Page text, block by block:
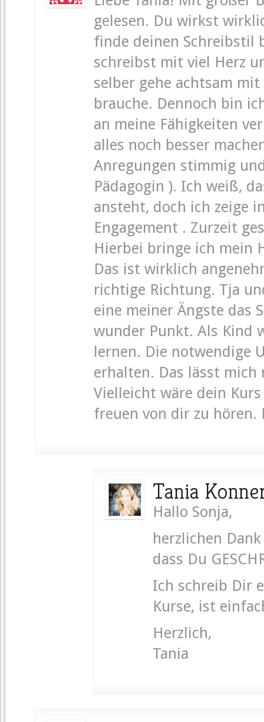
gelesen. Du wirkst
finde deinen Schreibstil
schreibst mit viel Herz
selber gehe achtsam
brauche. Dennoch bin
an meine Fähigkeiten
alles noch besser
Anregungen stimmig
Pädagogin ). Ich weiß,
ansteht, doch ich zeige
Engagement . Zurzeit
Hierbei bringe ich mein
Das ist wirklich
richtige Richtung. Tja
eine meiner Ängste das
wunder Punkt. Als Kind
lernen. Die notwendige
erhalten. Das lässt
Vielleicht wäre dein
freuen von dir zu hören.
Tania
Hallo Sonja,
herzlichen
dass Du
Ich schreib Dir
Kurse, ist
Herzlich,
Tania